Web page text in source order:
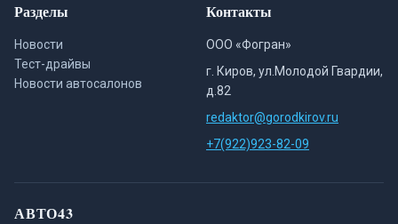
Разделы
Новости
Тест-драйвы
Новости автосалонов
Контакты
ООО «Фогран»
г. Киров, ул.Молодой Гвардии,
д.82
redaktor@gorodkirov.ru
+7(922)923-82-09
АВТО43